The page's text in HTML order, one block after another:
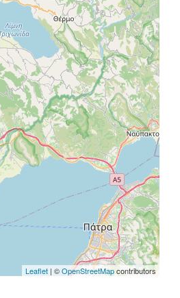
Leaflet | ©OpenStreetMapcontributors